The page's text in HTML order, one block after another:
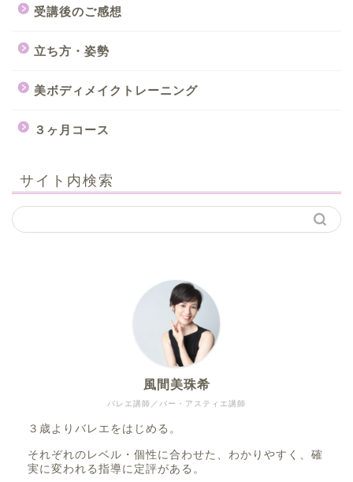
受講後のご感想
立ち方・姿勢
美ボディメイクトレーニング
３ヶ月コース
サイト内検索
バレエ講師／バー・アスティエ講師
風間美珠希
３歳よりバレエをはじめる。
それぞれのレベル・個性に合わせた、わかりやすく、確
実に変われる指導に定評がある。